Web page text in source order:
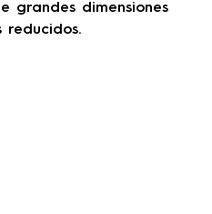
grandes dimensiones
reducidos.